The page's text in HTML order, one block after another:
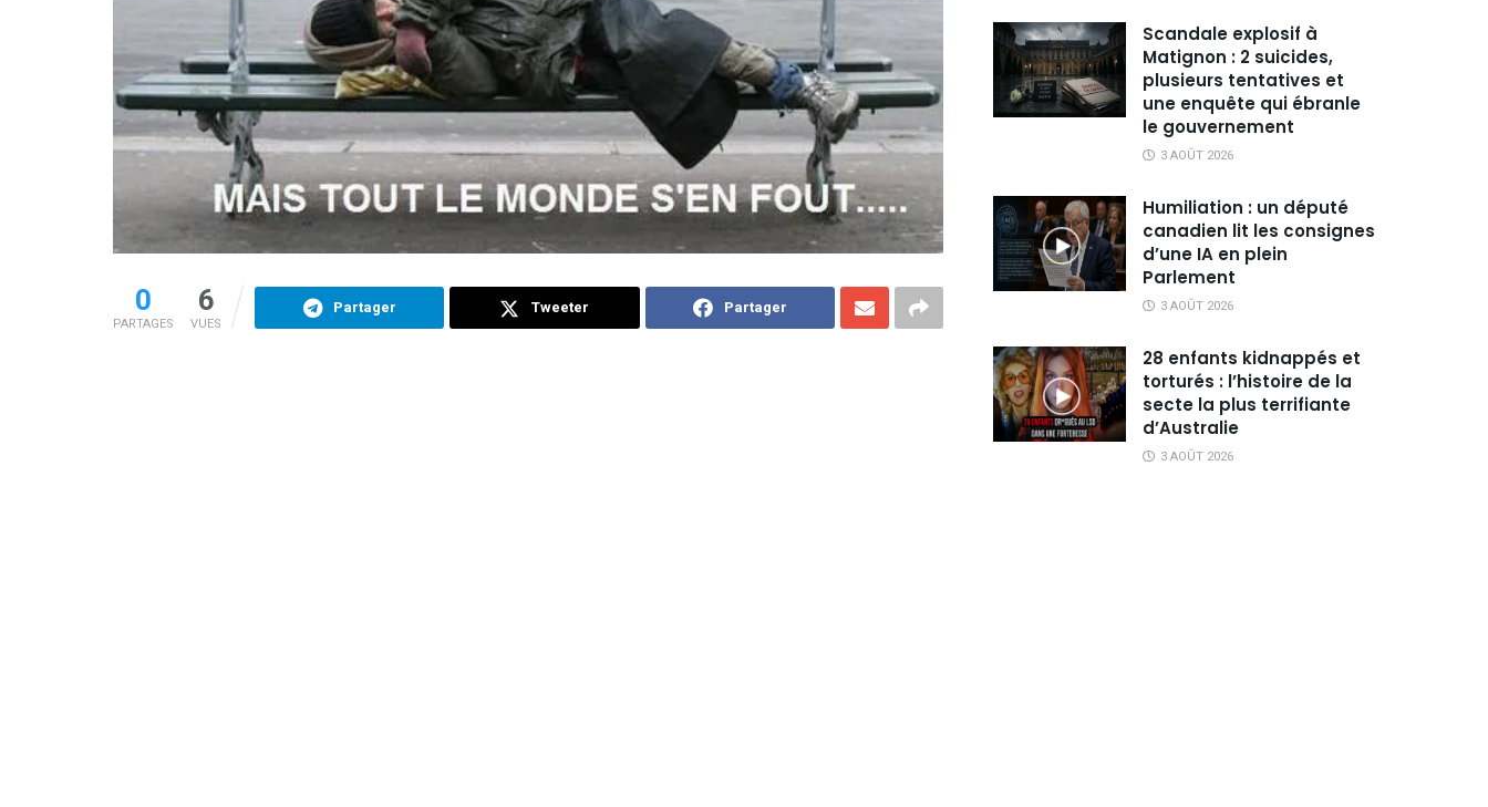
0
PARTAGES
6
VUES
Partager Tweeter Partager
Scandale explosif à
Matignon : 2 suicides,
plusieurs tentatives et
une enquête qui ébranle
le gouvernement
3 AOÛT 2026
Humiliation : un député
canadien lit les consignes
d’une IA en plein
Parlement
3 AOÛT 2026
28 enfants kidnappés et
torturés : l’histoire de la
secte la plus terrifiante
d’Australie
3 AOÛT 2026